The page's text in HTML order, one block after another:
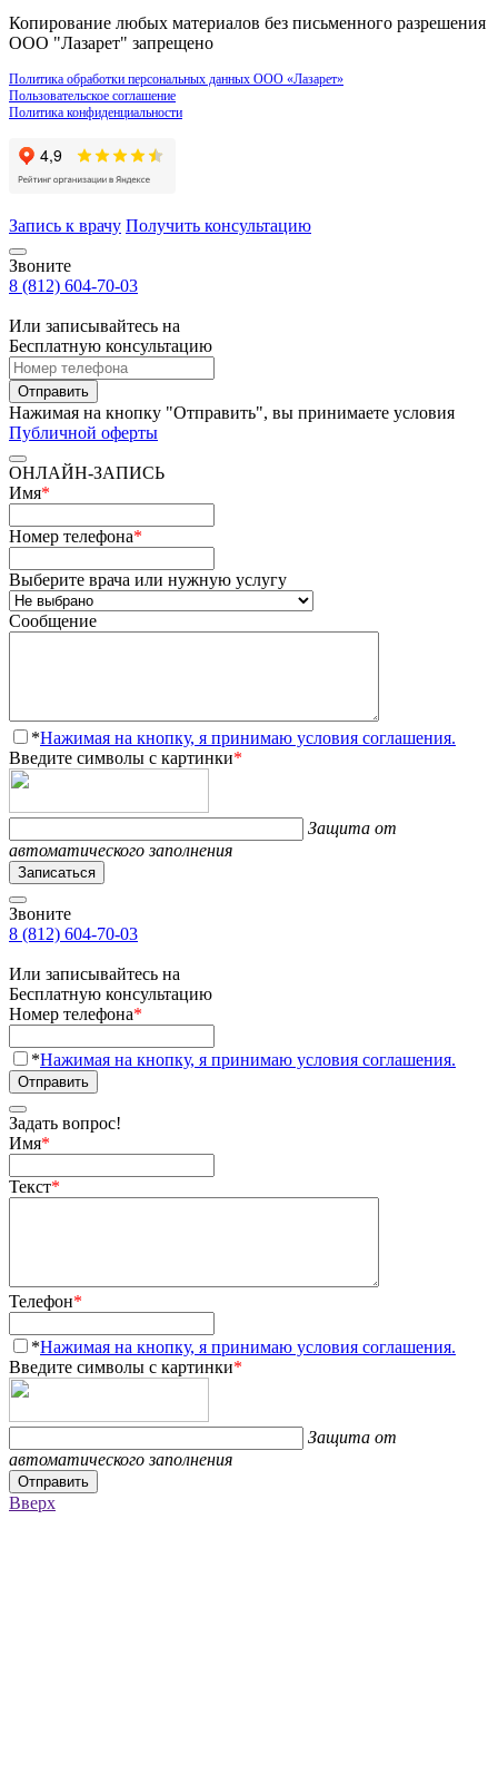
Копирование любых материалов без письменного разрешения
ООО "Лазарет" запрещено
Политика обработки персональных данных ООО «Лазарет»
Пользовательское соглашение
Политика конфиденциальности
Запись к врачу Получить консультацию
Звоните
8 (812) 604-70-03
Или записывайтесь на
Бесплатную консультацию
Отправить
Нажимая на кнопку "Отправить", вы принимаете условия
Публичной оферты
ОНЛАЙН-ЗАПИСЬ
Имя*
Номер телефона*
Выберите врача или нужную услугу
Сообщение
*Нажимая на кнопку, я принимаю условия соглашения.
Введите символы с картинки*
Защита от
автоматического заполнения
Записаться
Звоните
8 (812) 604-70-03
Или записывайтесь на
Бесплатную консультацию
Номер телефона*
*Нажимая на кнопку, я принимаю условия соглашения.
Отправить
Задать вопрос!
Имя*
Текст*
Телефон*
*Нажимая на кнопку, я принимаю условия соглашения.
Введите символы с картинки*
Защита от
автоматического заполнения
Отправить
Вверх